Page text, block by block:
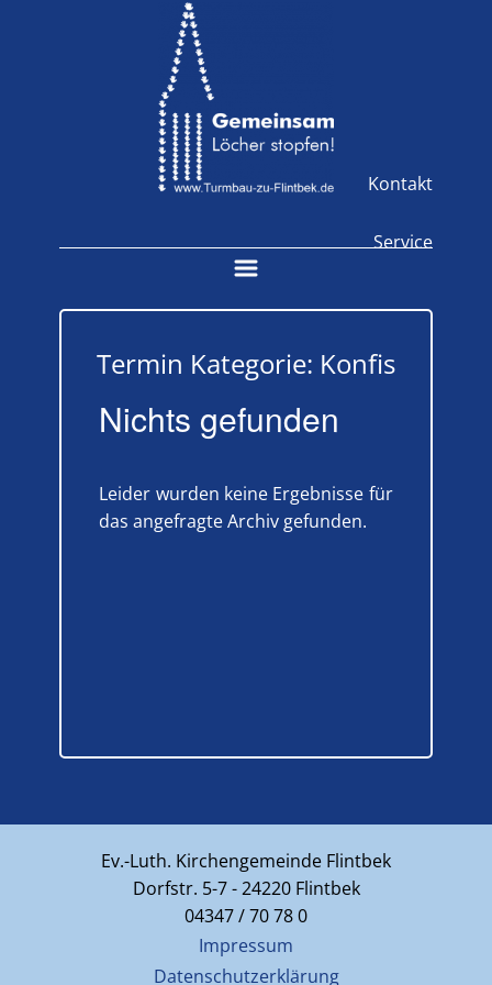
Kontakt
Service
Termin Kategorie: Konfis
Nichts gefunden
Leider wurden keine Ergebnisse für
das angefragte Archiv gefunden.
Ev.-Luth. Kirchengemeinde Flintbek
Dorfstr. 5-7 - 24220 Flintbek
04347 / 70 78 0
Impressum
Datenschutzerklärung